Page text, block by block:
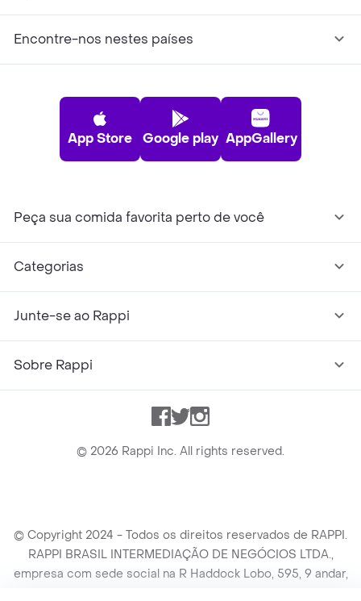
Encontre-nos nestes países
App Store Google play AppGallery
Peça sua comida favorita perto de você
Categorias
Junte-se ao Rappi
Sobre Rappi
Facebook
TwitterInstagram
© 2026 Rappi Inc. All rights reserved.
© Copyright 2024 - Todos os direitos reservados de RAPPI.
RAPPI BRASIL INTERMEDIAÇÃO DE NEGÓCIOS LTDA.,
empresa com sede social na R Haddock Lobo, 595, 9 andar,